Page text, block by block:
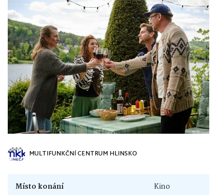
MULTIFUNKČNÍ CENTRUM HLINSKO
Místo konání Kino